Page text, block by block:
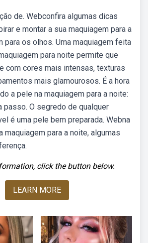
de. Webconfira algumas dicas
e montar a sua maquiagem para a
para os olhos. Uma maquiagem feita
para noite permite que
com cores mais intensas, texturas
mais glamourosos. É a hora
a pele na maquiagem para a noite:
passo. O segredo de qualquer
é uma pele bem preparada. Webna
maquiagem para a noite, algumas
click the button below.
LEARN MORE